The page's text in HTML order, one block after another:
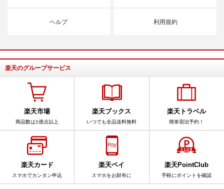
ヘルプ 利用規約
楽天のグループサービス
楽天市場
商品数は1億点以上
楽天ブックス
いつでも全品送料無料
楽天トラベル
簡単宿泊予約！
楽天カード
スマホでカンタン申込
楽天ペイ
スマホをお財布に
楽天PointClub
手軽にポイントを確認